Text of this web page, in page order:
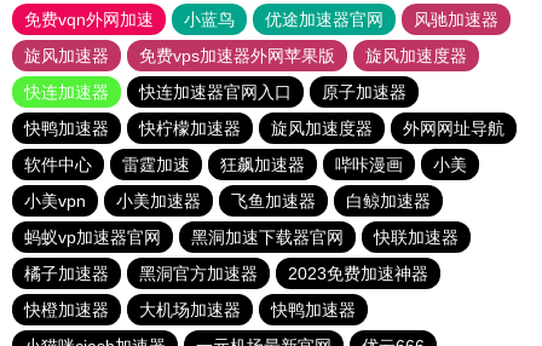
免费vqn外网加速
小蓝鸟 优途加速器官网
风驰加速器
旋风加速器
免费vps加速器外网苹果版
旋风加速度器
快连加速器
快连加速器官网入口
原子加速器
快鸭加速器
快柠檬加速器 旋风加速度器
外网网址导航
软件中心
雷霆加速 狂飙加速器 哔咔漫画
小美
小美vpn
小美加速器 飞鱼加速器
白鲸加速器
蚂蚁vp加速器官网
黑洞加速下载器官网
快联加速器
橘子加速器
黑洞官方加速器
2023免费加速神器
快橙加速器
大机场加速器
快鸭加速器